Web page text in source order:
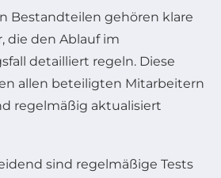
Bestandteilen gehören klare
die den Ablauf im
detailliert regeln. Diese
allen beteiligten Mitarbeitern
regelmäßig aktualisiert
sind regelmäßige Tests